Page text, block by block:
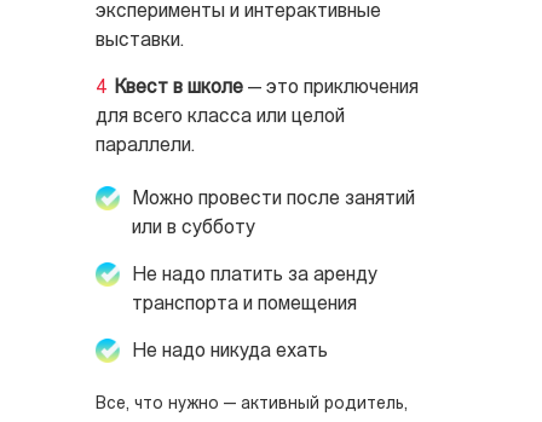
эксперименты и интерактивные
выставки.
Квест в школе — это приключения
для всего класса или целой
параллели.
Можно провести после занятий
или в субботу
Не надо платить за аренду
транспорта и помещения
Не надо никуда ехать
Все, что нужно — активный родитель,